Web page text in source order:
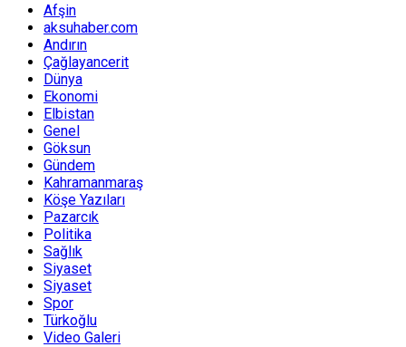
Afşin
aksuhaber.com
Andırın
Çağlayancerit
Dünya
Ekonomi
Elbistan
Genel
Göksun
Gündem
Kahramanmaraş
Köşe Yazıları
Pazarcık
Politika
Sağlık
Siyaset
Siyaset
Spor
Türkoğlu
Video Galeri